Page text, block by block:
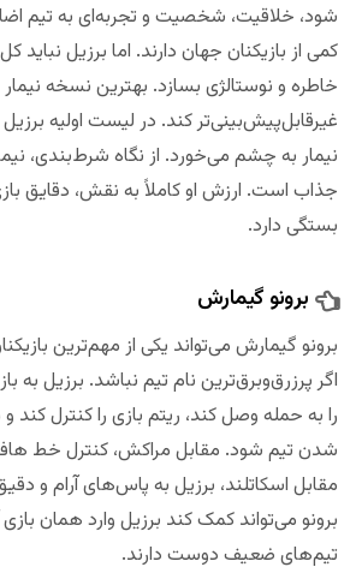
شود، خلاقیت، شخصیت و تجربه‌ای به تیم
کمی از بازیکنان جهان دارند. اما برزیل نباید
خاطره و نوستالژی بسازد. بهترین نسخه نیمار
غیرقابل‌پیش‌بینی‌تر کند. در لیست اولیه
نیمار به چشم می‌خورد. از نگاه شرط‌بندی،
جذاب است. ارزش او کاملاً به نقش، دقایق
بستگی دارد.
برونو گیمارش
برونو گیمارش می‌تواند یکی از مهم‌ترین
اگر پرزرق‌وبرق‌ترین نام تیم نباشد. برزیل به
را به حمله وصل کند، ریتم بازی را کنترل کند
شدن تیم شود. مقابل مراکش، کنترل خط
مقابل اسکاتلند، برزیل به پاس‌های آرام و
برونو می‌تواند کمک کند برزیل وارد همان
تیم‌های ضعیف دوست دارند.